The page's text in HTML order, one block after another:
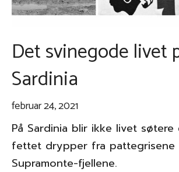
Det svinegode livet
Sardinia
februar 24, 2021
På Sardinia blir ikke livet søtere
fettet drypper fra pattegrisene
Supramonte-fjellene.